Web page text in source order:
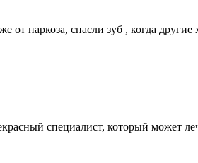
наркоза, спасли зуб , когда
специалист, который